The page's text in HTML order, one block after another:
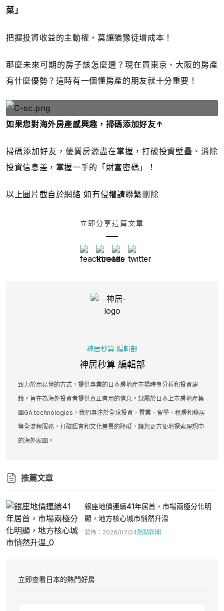
菜」
把握投資收益的主動權，莫讓猶豫徒增成本！
那麼未來可期的房子該怎麼選？現在買東京、大阪的房產
有什麼優勢？這時有一個懂房產的朋友就十分重要！
如果您對海外房產感興趣，掃碼添加好友↑
掃碼添加好友，優質房源盡在掌握，打破投資壁壘、消除
投資信息差，掌握一手的「財富密碼」！
以上圖片截自於網絡 如有侵權請聯繫刪除
立即分享這篇文章
神居秒算 編輯部
神居秒算 編輯部
致力於用易懂的方式，提供專業的日本房地產市場時事分析和投資建
議。旨在為海外投資者提供真正有用的信息。隸屬於日本上市房地產集
團GA technologies，我們專注於全球投資、置業、留學、租房和移居
等全流程服務，打破語言和文化差異的障礙，讓您更方便地探索理想中
的海外家園。
推薦文章
銀座地價連續41年居首，市場兩極分化明
顯，地方核心城市悄然升溫
發佈 ： 2026/07/24熱點新聞
立即查看日本的熱門好房